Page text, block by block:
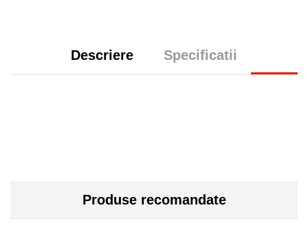
Descriere Specificatii
Produse recomandate